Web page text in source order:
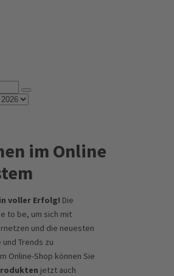
im Online
voller Erfolg! Die
to be, um sich mit
und die neuesten
Trends zu
Online-Shop können Sie
jetzt auch